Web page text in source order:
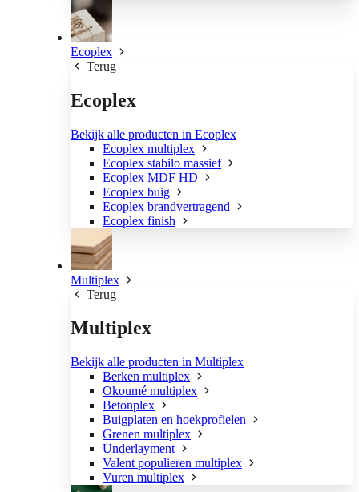
Ecoplex
Terug
Ecoplex
Bekijk alle producten in Ecoplex
Ecoplex multiplex
Ecoplex stabilo massief
Ecoplex MDF HD
Ecoplex buig
Ecoplex brandvertragend
Ecoplex finish
Multiplex
Terug
Multiplex
Bekijk alle producten in Multiplex
Berken multiplex
Okoumé multiplex
Betonplex
Buigplaten en hoekprofielen
Grenen multiplex
Underlayment
Valent populieren multiplex
Vuren multiplex